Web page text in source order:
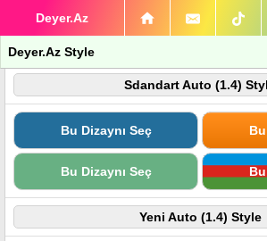
Deyer.Az
Deyer.Az Style
Sdandart Auto (1.4)
Bu Dizaynı Seç
Bu Dizaynı Seç
Yeni Auto (1.4) Style